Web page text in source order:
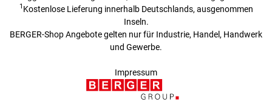
1 Kostenlose Lieferung innerhalb Deutschlands, ausgenommen
Inseln.
BERGER-Shop Angebote gelten nur für Industrie, Handel, Handwerk
und Gewerbe.
Impressum